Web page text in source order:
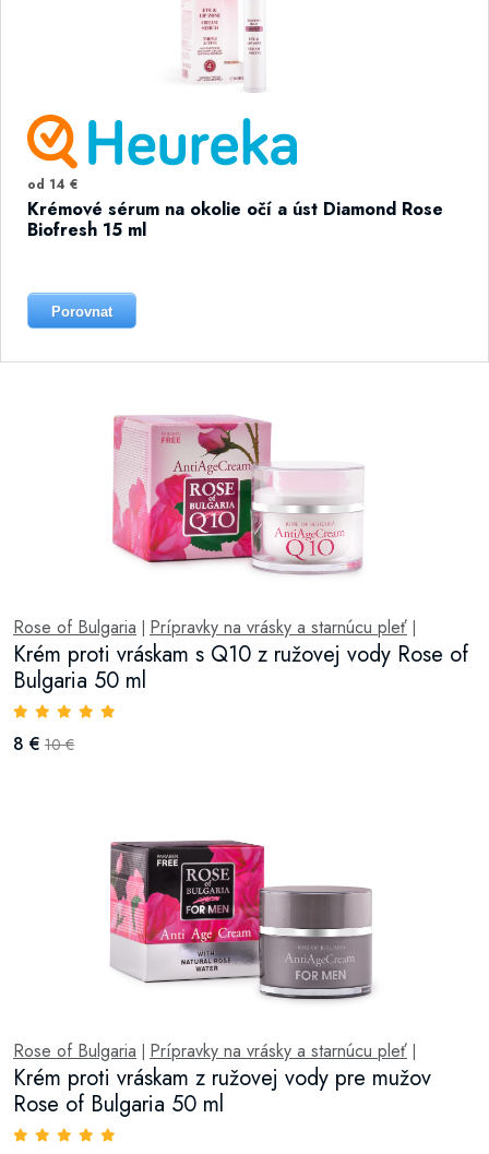
od 14 €
Krémové sérum na okolie očí a úst Diamond Rose
Biofresh 15 ml
Porovnat
Rose of Bulgaria Prípravky na vrásky a starnúcu pleť
Krém proti vráskam s Q10 z ružovej vody Rose of
Bulgaria 50 ml
8 € 10 €
Rose of Bulgaria Prípravky na vrásky a starnúcu pleť
Krém proti vráskam z ružovej vody pre mužov
Rose of Bulgaria 50 ml